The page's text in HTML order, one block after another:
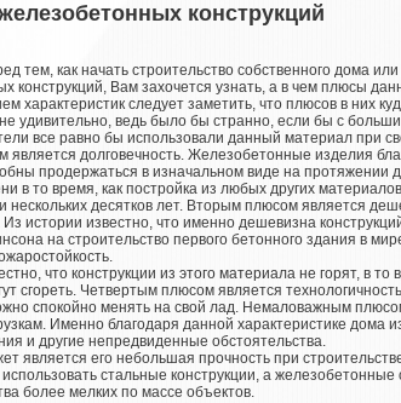
конструкций
тем, как начать строительство собственного дома
конструкций, Вам захочется узнать, а в чем плюсы
характеристик следует заметить, что плюсов в них
удивительно, ведь было бы странно, если бы с
все равно бы использовали данный материал при
является долговечность. Железобетонные изделия
продержаться в изначальном виде на протяжении
в то время, как постройка из любых других
нескольких десятков лет. Вторым плюсом является
истории известно, что именно дешевизна
на строительство первого бетонного здания в
что конструкции из этого материала не горят, в то
сгореть. Четвертым плюсом является
спокойно менять на свой лад. Немаловажным
Именно благодаря данной характеристике дома
и другие непредвиденные обстоятельства.
является его небольшая прочность при
стальные конструкции, а железобетонные
более мелких по массе объектов.